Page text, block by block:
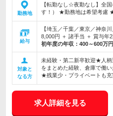
勤務地
【転勤なし☆夜勤なし】全
す！） ★勤務地は希望考慮
給与
【埼玉／千葉／東京／神奈
8,000円 ＋ 諸手当 ＋ 賞与年
初年度の年収： 400～600万円
対象と
なる方
未経験・第二新卒歓迎★人
をまとめた経験、倉庫で働
★残業少・プライベートも充
求人詳細を見る